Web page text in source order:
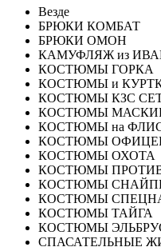
Везде
БРЮКИ КОМБАТ
БРЮКИ ОМОН
КАМУФЛЯЖ из
КОСТЮМЫ ГОРКА
КОСТЮМЫ и
КОСТЮМЫ КЗС
КОСТЮМЫ
КОСТЮМЫ на
КОСТЮМЫ
КОСТЮМЫ ОХОТА
КОСТЮМЫ
КОСТЮМЫ
КОСТЮМЫ
КОСТЮМЫ ТАЙГА
КОСТЮМЫ
СПАСАТЕЛЬНЫЕ